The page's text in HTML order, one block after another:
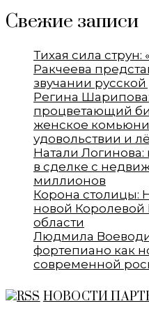
Свежие записи
Тихая сила
Ракчеева
звучании
Регина
процветающий
женское
удовольствии и
Натали
в сделке с
миллионов
Корона столицы:
новой
области
Людмила
фортепиано как
современной
НОВОСТИ